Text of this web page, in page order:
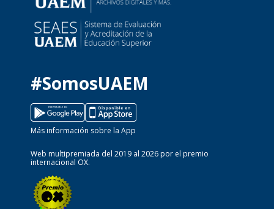
#SomosUAEM
Más información sobre la App
Web multipremiada del 2019 al 2026 por el premio
internacional OX.